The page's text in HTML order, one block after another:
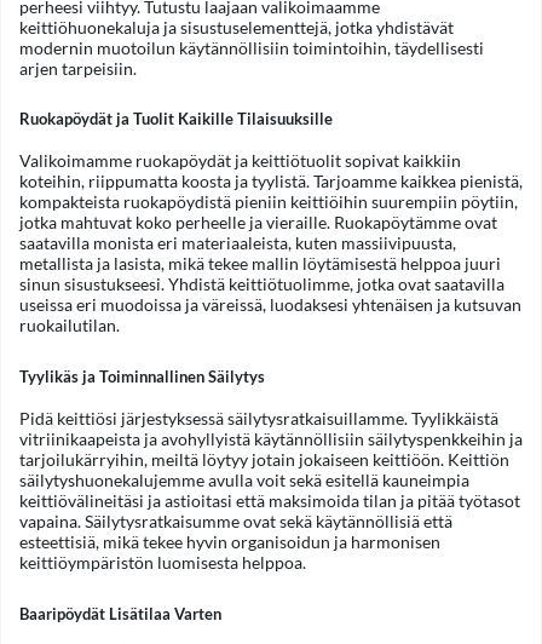
perheesi viihtyy. Tutustu laajaan valikoimaamme
keittiöhuonekaluja ja sisustuselementtejä, jotka yhdistävät
modernin muotoilun käytännöllisiin toimintoihin, täydellisesti
arjen tarpeisiin.
Ruokapöydät ja Tuolit Kaikille Tilaisuuksille
Valikoimamme ruokapöydät ja keittiötuolit sopivat kaikkiin
koteihin, riippumatta koosta ja tyylistä. Tarjoamme kaikkea pienistä,
kompakteista ruokapöydistä pieniin keittiöihin suurempiin pöytiin,
jotka mahtuvat koko perheelle ja vieraille. Ruokapöytämme ovat
saatavilla monista eri materiaaleista, kuten massiivipuusta,
metallista ja lasista, mikä tekee mallin löytämisestä helppoa juuri
sinun sisustukseesi. Yhdistä keittiötuolimme, jotka ovat saatavilla
useissa eri muodoissa ja väreissä, luodaksesi yhtenäisen ja kutsuvan
ruokailutilan.
Tyylikäs ja Toiminnallinen Säilytys
Pidä keittiösi järjestyksessä säilytysratkaisuillamme. Tyylikkäistä
vitriinikaapeista ja avohyllyistä käytännöllisiin säilytyspenkkeihin ja
tarjoilukärryihin, meiltä löytyy jotain jokaiseen keittiöön. Keittiön
säilytyshuonekalujemme avulla voit sekä esitellä kauneimpia
keittiövälineitäsi ja astioitasi että maksimoida tilan ja pitää työtasot
vapaina. Säilytysratkaisumme ovat sekä käytännöllisiä että
esteettisiä, mikä tekee hyvin organisoidun ja harmonisen
keittiöympäristön luomisesta helppoa.
Baaripöydät Lisätilaa Varten